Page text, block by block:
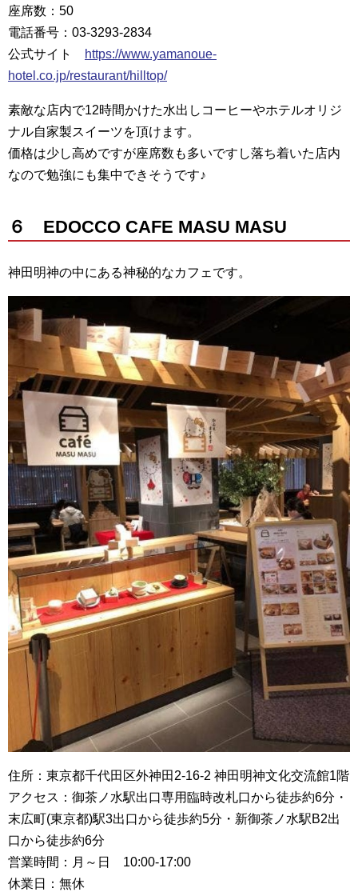
座席数：50
電話番号：03-3293-2834
公式サイト
https://www.yamanoue-
hotel.co.jp/restaurant/hilltop/
素敵な店内で12時間かけた水出しコーヒーやホテルオリジ
ナル自家製スイーツを頂けます。
価格は少し高めですが座席数も多いですし落ち着いた店内
なので勉強にも集中できそうです♪
６ EDOCCO CAFE MASU MASU
神田明神の中にある神秘的なカフェです。
住所：東京都千代田区外神田2-16-2 神田明神文化交流館1階
アクセス：御茶ノ水駅出口専用臨時改札口から徒歩約6分・
末広町(東京都)駅3出口から徒歩約5分・新御茶ノ水駅B2出
口から徒歩約6分
営業時間：月～日 10:00-17:00
休業日：無休